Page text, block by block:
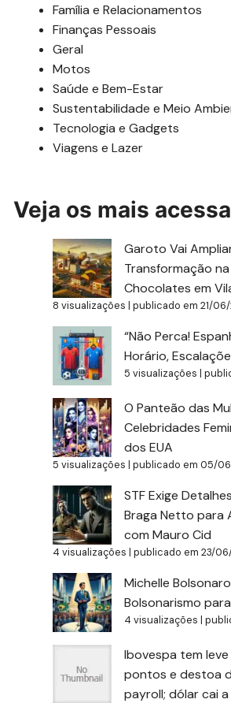
Família e Relacionamentos
Finanças Pessoais
Geral
Motos
Saúde e Bem-Estar
Sustentabilidade e Meio
Tecnologia e Gadgets
Viagens e Lazer
Veja os mais
Garoto Vai
Transformação
Chocolates em
8 visualizações |publicado em 21/
“Não Perca!
Horário,
5 visualizações |
O Panteão das
Celebridades
dos EUA
5 visualizações |publicado em 05/
STF Exige
Braga Netto para
com Mauro Cid
4 visualizações |publicado em 23/
Michelle
Bolsonarismo
4 visualizações |
Ibovespa tem
pontos e destoa
payroll; dólar cai